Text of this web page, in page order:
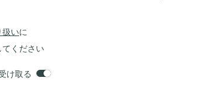
扱いに
てください
け取る